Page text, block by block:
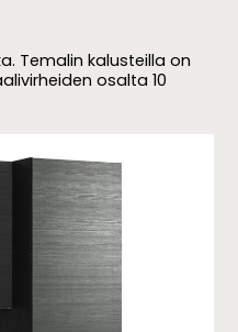
Temalin kalusteilla on
osalta 10